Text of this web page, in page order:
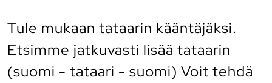
Tule mukaan tataarin kääntäjäksi.
Etsimme jatkuvasti lisää tataarin
(suomi - tataari - suomi) Voit tehdä